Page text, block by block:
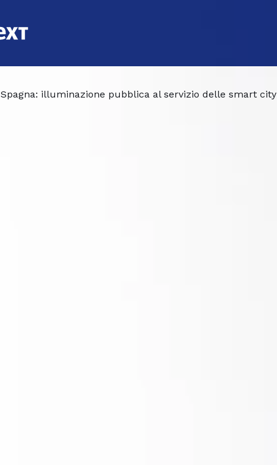
Spagna: illuminazione pubblica al servizio delle smart city